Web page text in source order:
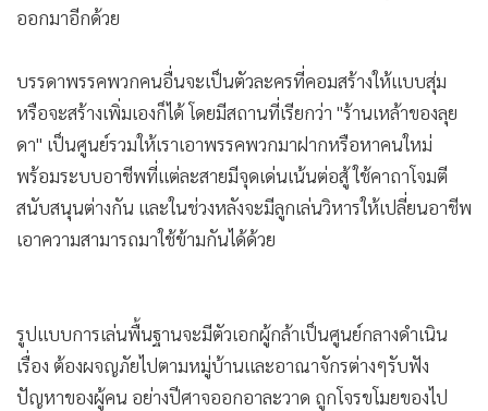
• News1
ออกมาอีกด้วย
บรรดาพรรคพวกคนอื่นจะเป็นตัวละครที่คอมสร้างให้แบบสุ่ม
หรือจะสร้างเพิ่มเองก็ได้ โดยมีสถานที่เรียกว่า "ร้านเหล้าของลุย
ดา" เป็นศูนย์รวมให้เราเอาพรรคพวกมาฝากหรือหาคนใหม่
พร้อมระบบอาชีพที่แต่ละสายมีจุดเด่นเน้นต่อสู้ ใช้คาถาโจมตี
สนับสนุนต่างกัน และในช่วงหลังจะมีลูกเล่นวิหารให้เปลี่ยนอาชีพ
เอาความสามารถมาใช้ข้ามกันได้ด้วย
รูปแบบการเล่นพื้นฐานจะมีตัวเอกผู้กล้าเป็นศูนย์กลางดำเนิน
เรื่อง ต้องผจญภัยไปตามหมู่บ้านและอาณาจักรต่างๆรับฟัง
ปัญหาของผู้คน อย่างปีศาจออกอาละวาด ถูกโจรขโมยของไป